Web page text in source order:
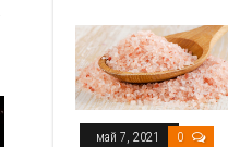
май 7, 2021 0